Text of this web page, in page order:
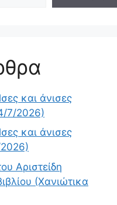
και άνισες
7/2026)
και άνισες
Αριστείδη
(Χανιώτικα